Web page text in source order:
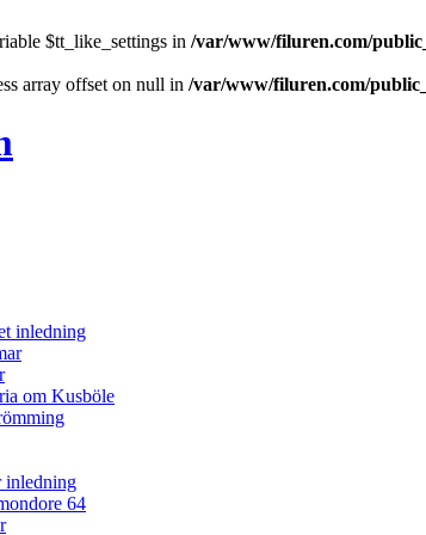
$tt_like_settings in /var/www/filuren.com/
array offset on null in /var/www/filuren.com/
inledning
om Kusböle
inledning
64